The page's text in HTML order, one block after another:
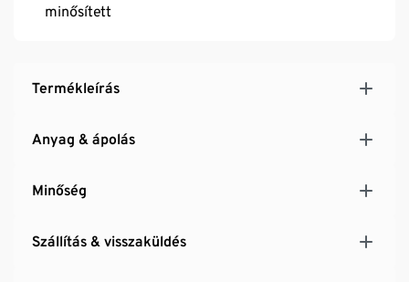
minősített
Termékleírás
Anyag & ápolás
Minőség
Szállítás & visszaküldés